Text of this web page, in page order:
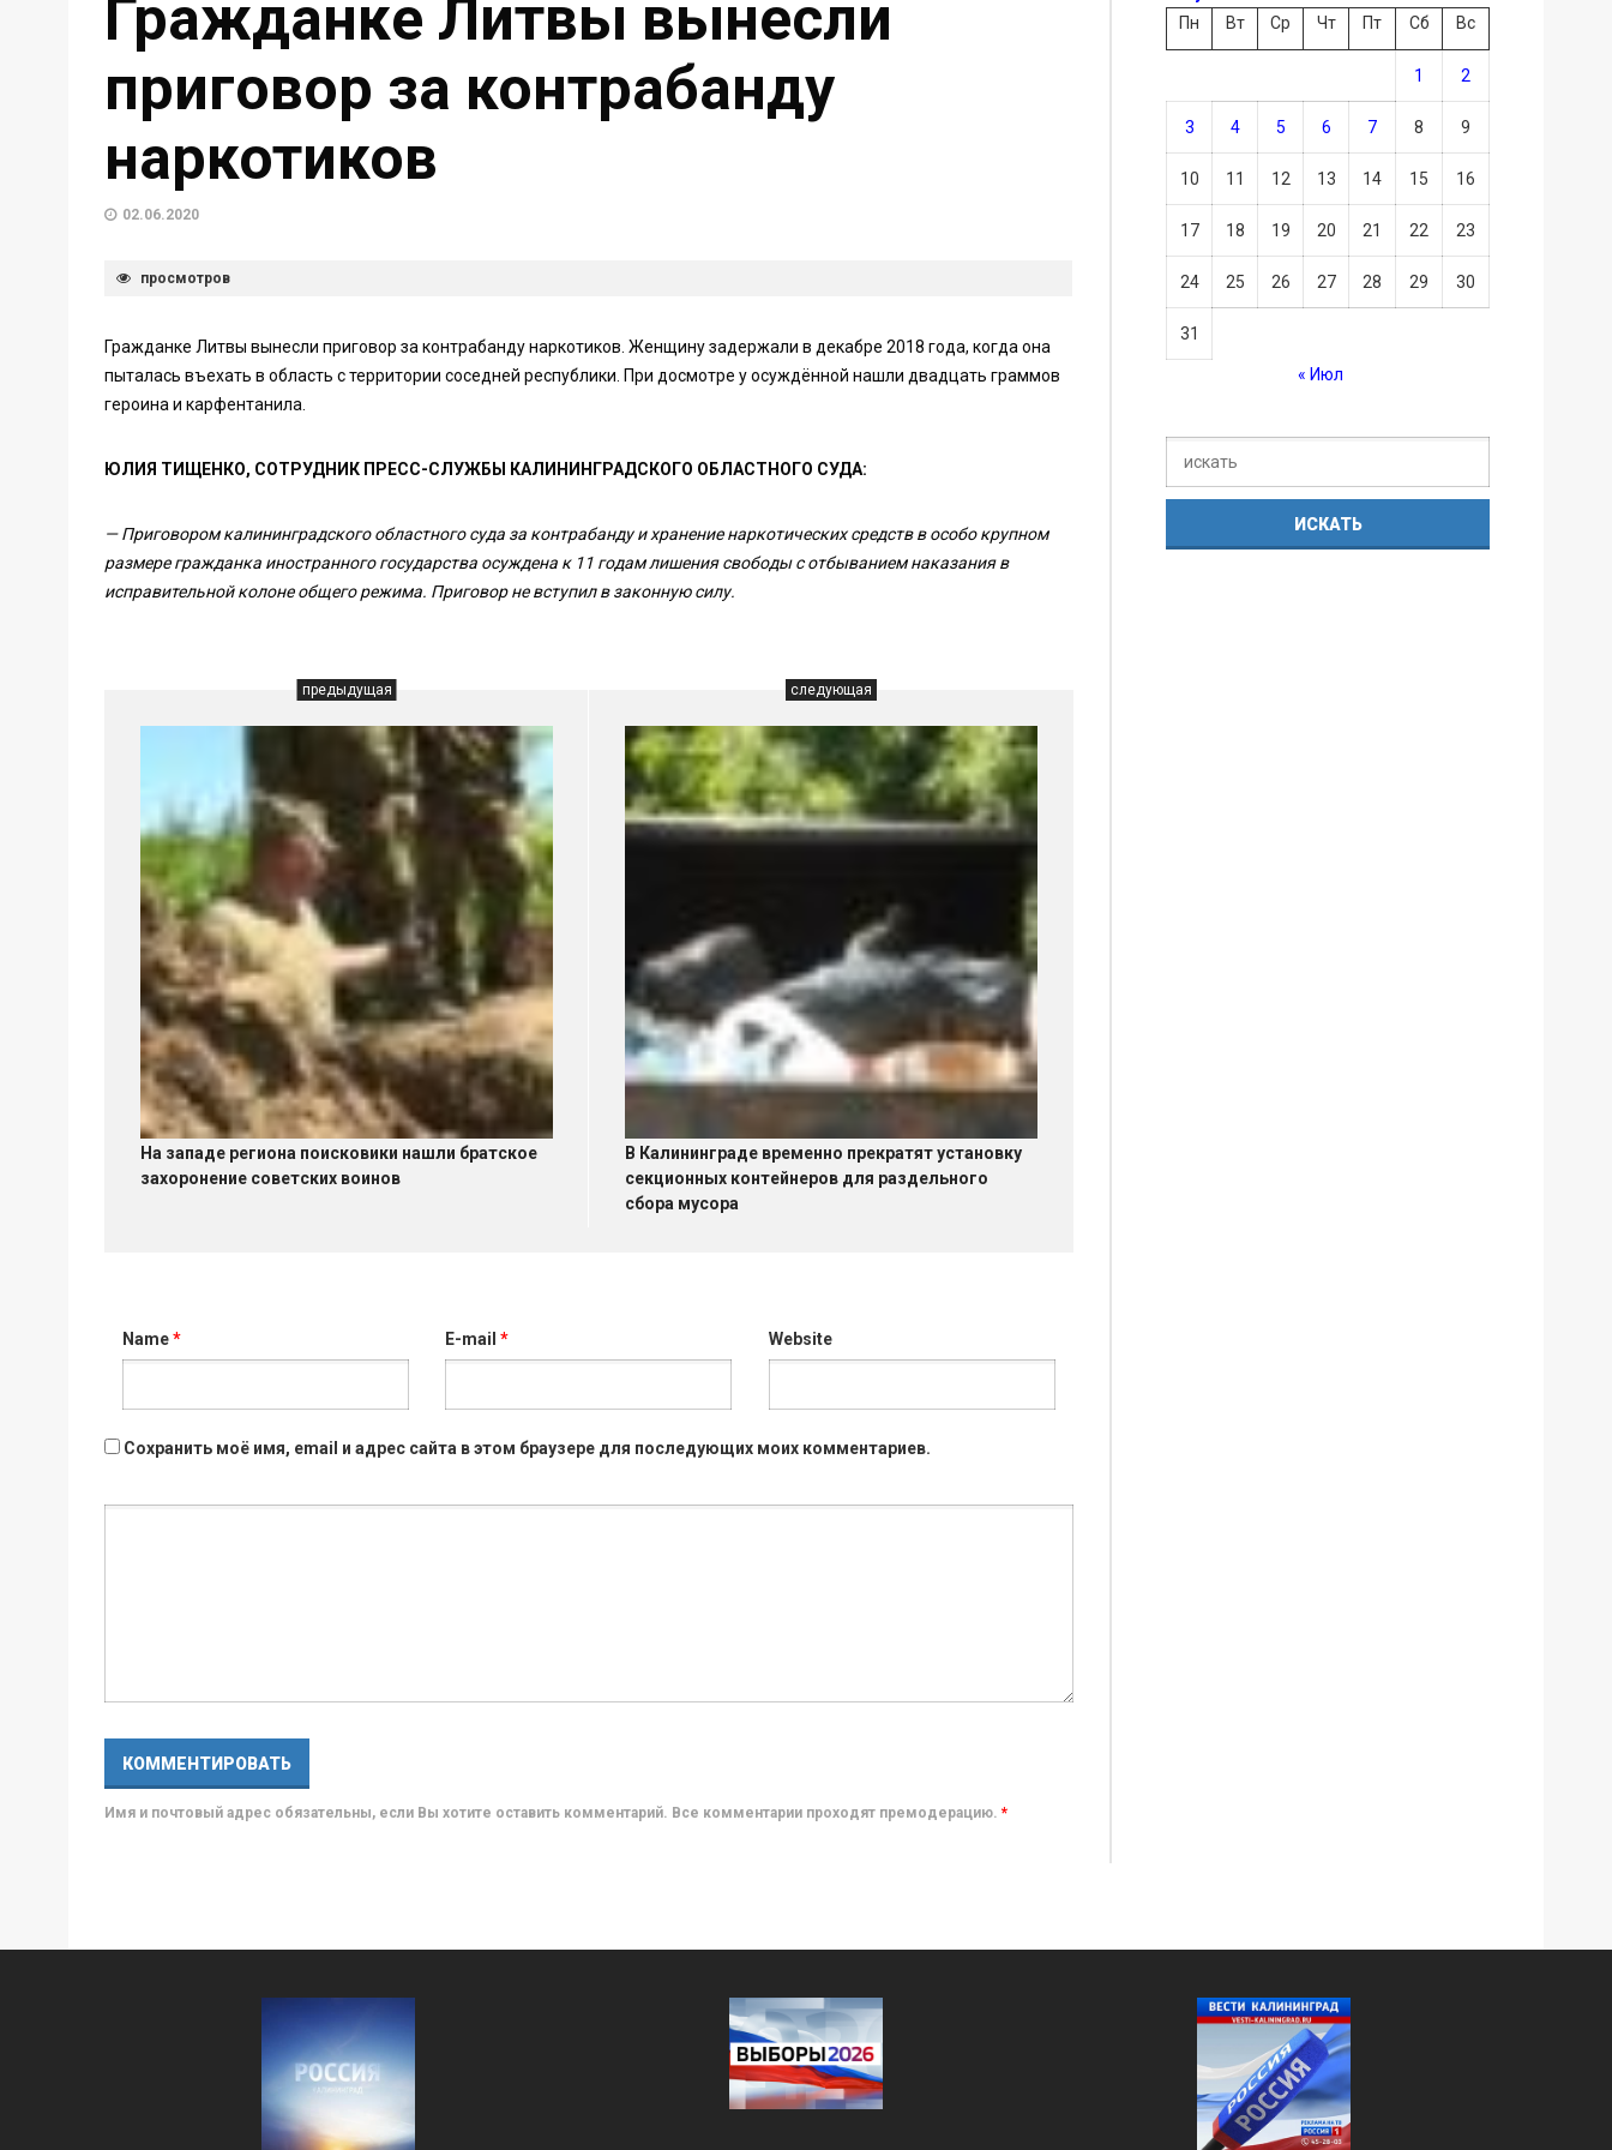
Гражданке Литвы вынесли
приговор за контрабанду
наркотиков
02.06.2020
просмотров
Гражданке Литвы вынесли приговор за контрабанду наркотиков. Женщину задержали в декабре 2018 года, когда она
пыталась въехать в область с территории соседней республики. При досмотре у осуждённой нашли двадцать граммов
героина и карфентанила.
ЮЛИЯ ТИЩЕНКО, СОТРУДНИК ПРЕСС-СЛУЖБЫ КАЛИНИНГРАДСКОГО ОБЛАСТНОГО СУДА:
—Приговором калининградского областного суда за контрабанду и хранение наркотических средств в особо крупном
размере гражданка иностранного государства осуждена к 11 годам лишения свободы с отбыванием наказания в
исправительной колоне общего режима. Приговор не вступил в законную силу.
предыдущая
На западе региона поисковики нашли братское
захоронение советских воинов
следующая
В Калининграде временно прекратят установку
секционных контейнеров для раздельного
сбора мусора
Name* E-mail* Website
Сохранить моё имя, email и адрес сайта в этом браузере для последующих моих комментариев.
Имя и почтовый адрес обязательны, если Вы хотите оставить комментарий. Все комментарии проходят премодерацию. *
Пн
Вт Ср Чт Пт Сб Вс
1 2
3 4 5 6 7 8 9
10 11 12 13 14 15 16
17 18 19 20 21 22 23
24 25 26 27 28 29 30
31
« Июл